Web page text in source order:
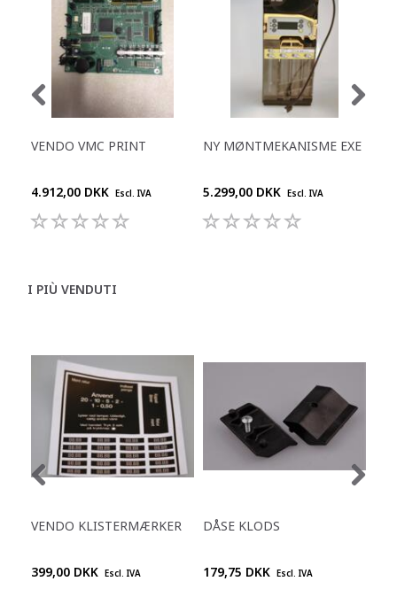
VENDO VMC PRINT
4.912,00 DKK Escl. IVA
NY MØNTMEKANISME EXE
5.299,00 DKK Escl. IVA
I PIÙ VENDUTI
VENDO KLISTERMÆRKER
399,00 DKK Escl. IVA
DÅSE KLODS
179,75 DKK Escl. IVA